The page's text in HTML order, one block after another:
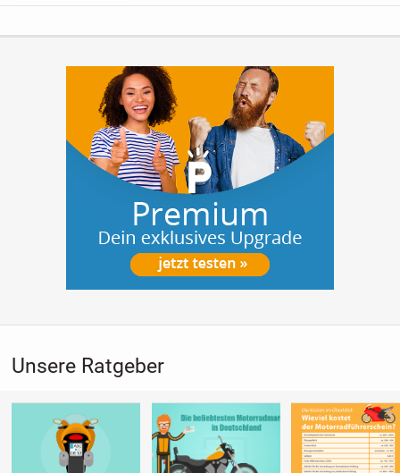
Unsere Ratgeber